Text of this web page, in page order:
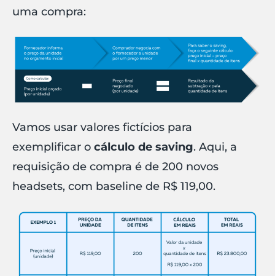
uma compra:
Vamos usar valores fictícios para
exemplificar o cálculo de saving. Aqui, a
requisição de compra é de 200 novos
headsets, com baseline de R$ 119,00.